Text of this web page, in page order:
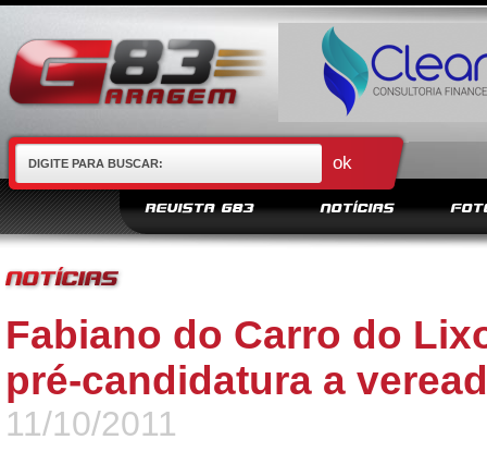
REVISTA G83 NOTÍCIAS
Fabiano do Carro do
pré-candidatura a
11/10/2011